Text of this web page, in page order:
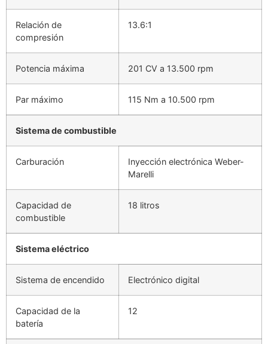
Relación de
compresión
13.6:1
Potencia máxima 201 CV a 13.500 rpm
Par máximo 115 Nm a 10.500 rpm
Sistema de combustible
Carburación
Inyección electrónica Weber-
Marelli
Capacidad de
combustible
18 litros
Sistema eléctrico
Sistema de encendido Electrónico digital
Capacidad de la
batería
12